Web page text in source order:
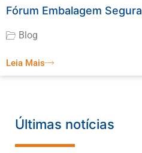
Fórum Embalagem Segura
Blog
Leia Mais
Últimas notícias